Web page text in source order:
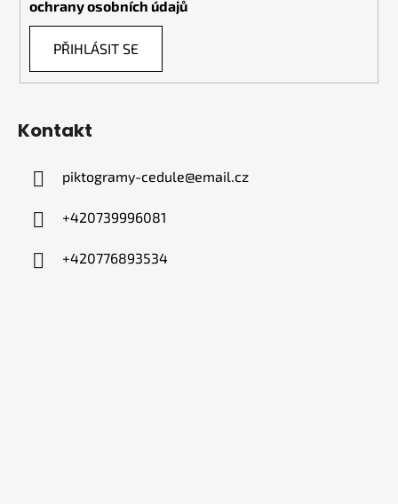
ochrany osobních údajů
PŘIHLÁSIT SE
Kontakt
piktogramy-cedule@email.cz
+420739996081
+420776893534